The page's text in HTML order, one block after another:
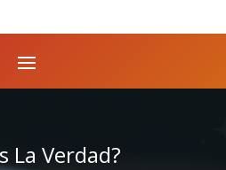
La Verdad?